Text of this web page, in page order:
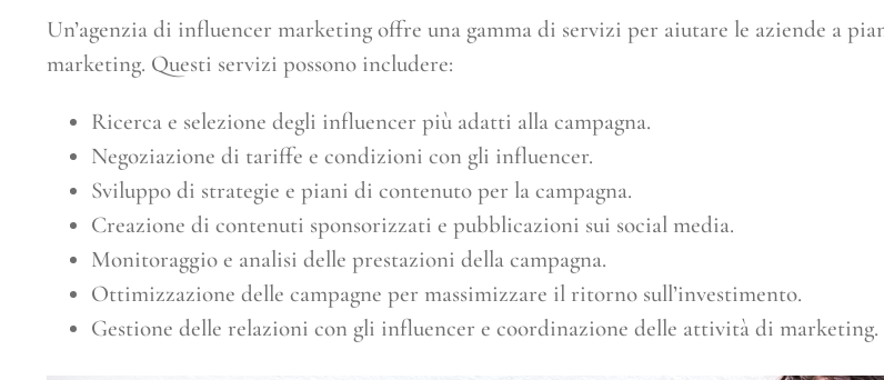
Un’agenzia di influencer marketing offre una gamma di servizi per aiutare le aziende a
marketing. Questi servizi possono includere:
Ricerca e selezione degli influencer più adatti alla campagna.
Negoziazione di tariffe e condizioni con gli influencer.
Sviluppo di strategie e piani di contenuto per la campagna.
Creazione di contenuti sponsorizzati e pubblicazioni sui social media.
Monitoraggio e analisi delle prestazioni della campagna.
Ottimizzazione delle campagne per massimizzare il ritorno sull’investimento.
Gestione delle relazioni con gli influencer e coordinazione delle attività di marketing.